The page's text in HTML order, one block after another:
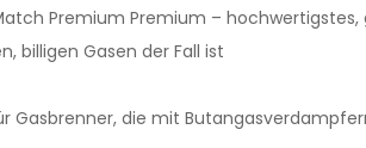
Premium Premium –
billigen Gasen der Fall ist
Gasbrenner, die mit